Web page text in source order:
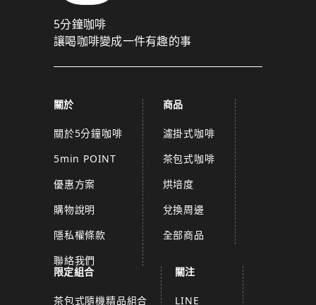
5分鐘咖啡
讓喝咖啡變成一件有趣的事
關於
關於5分鐘咖啡
5min POINT
優惠方案
購物說明
隱私權條款
聯絡我們
商品
濾掛式咖啡
茶包式咖啡
烘培度
兌換周邊
全部商品
限定組合
茶包式隨機精品組合
關注
LINE